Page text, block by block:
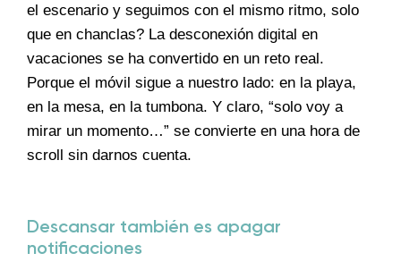
el escenario y seguimos con el mismo ritmo, solo
que en chanclas? La desconexión digital en
vacaciones se ha convertido en un reto real.
Porque el móvil sigue a nuestro lado: en la playa,
en la mesa, en la tumbona. Y claro, “solo voy a
mirar un momento…” se convierte en una hora de
scroll sin darnos cuenta.
Descansar también es apagar
notificaciones